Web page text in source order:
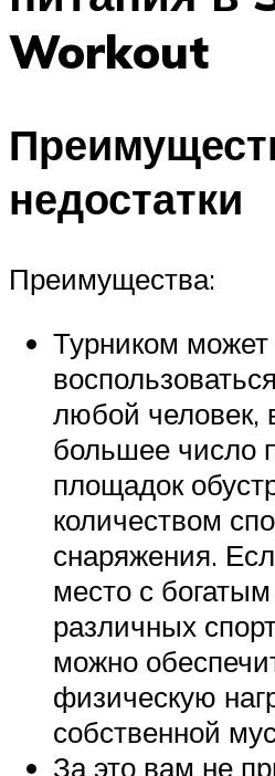
Workout
недостатки
Преимущества:
Турником может
любой человек,
большее число
площадок
количеством
снаряжения.
место с
различных
можно
физическую
собственной
За это вам не